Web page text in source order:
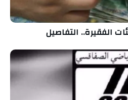
الفقيرة.. التفاصيل